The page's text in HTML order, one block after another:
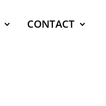
CONTACT